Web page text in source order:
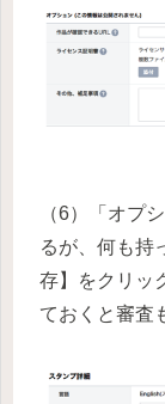
（6）「オプ
るが、何も持
存】をクリッ
ておくと審査